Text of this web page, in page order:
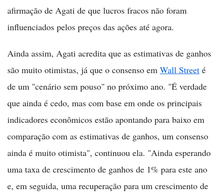
afirmação de Agati de que lucros fracos não foram
influenciados pelos preços das ações até agora.
Ainda assim, Agati acredita que as estimativas de ganhos
são muito otimistas, já que o consenso em Wall Street é
de um "cenário sem pouso" no próximo ano. "É verdade
que ainda é cedo, mas com base em onde os principais
indicadores econômicos estão apontando para baixo em
comparação com as estimativas de ganhos, um consenso
ainda é muito otimista", continuou ela. "Ainda esperando
uma taxa de crescimento de ganhos de 1% para este ano
e, em seguida, uma recuperação para um crescimento de